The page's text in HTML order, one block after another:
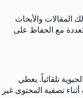
المقالات والأبحاث
مع الحفاظ على
تلقائياً. يعطي
تصفية المحتوى غير